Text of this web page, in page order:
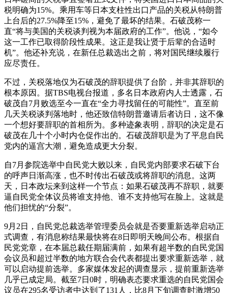
税明确为15%。乘用车等日本支柱性出口产品的关税从特朗普
上台后的27.5%降至15%，避免了最坏的结果。石破茂称一
直“将与美国的关税谈判视为本届政府的工作”。他说，“如今
这一工作已取得阶段性成果。这正是我让贤于后辈的合适时
机”。他还补充说，在新任总裁选出之前，将对国民继续履行
应尽责任。
不过，关税落地仅为石破茂的辞职提供了台阶，并非其辞职的
根本原因。据TBS电视台报道，多名日本政府内人士透露，石
破茂自7月败选至今一直在“全力寻找留任的可能性”。直至前
几天关税谈判落地时，他还致信特朗普邀请后者访日，这不像
一个想好要辞职的首相所为。多种迹象表明，辞职的决定是石
破茂在几十个小时内仓促作出的。石破茂辞职是为了平息自民
党内的逼宫大潮，避免造成更大分裂。
自7月参院选举中自民党大败以来，自民党内部要求石破下台
的呼声日渐高涨，也不时传出石破茂或将辞职的消息。这两
天，日本政坛来到这样一个节点：如果石破茂再不辞职，就要
逼自民党全体议员将谁支持他、谁不支持他写在脸上。这就是
他们担忧的“分裂”。
9月2日，自民党总裁选举管理委员会就是否要重新选举启动正
式调查，有消息称结果最快将在8日即明天晚间公布。根据自
民党党章，在本届总裁任期届满前，如果有超半数的自民党国
会议员和超过半数的地方联合会代表都提出要求重新选举，就
可以启动提前选举。多家媒体发起的调查显示，提前重新选举
几乎已成定局。截至7日0时，明确表态要求重选的自民党国会
议员在295名受访者中达到了131人，比8月下旬调查时激增50